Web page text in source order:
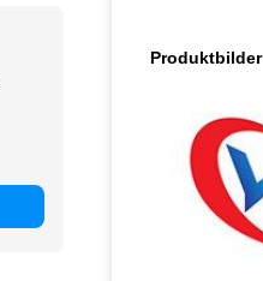
Produktbilder